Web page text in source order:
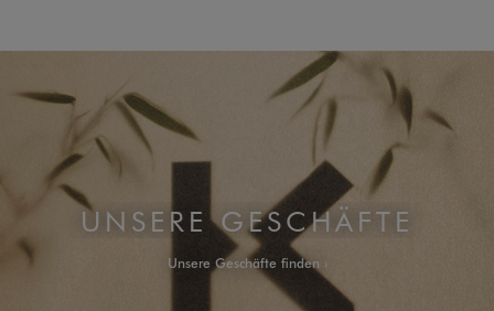
UNSERE GESCHÄFTE
Unsere Geschäfte finden